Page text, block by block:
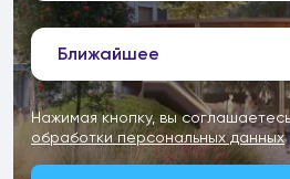
Ближайшее
Нажимая кнопку, вы
обработки персональных данных